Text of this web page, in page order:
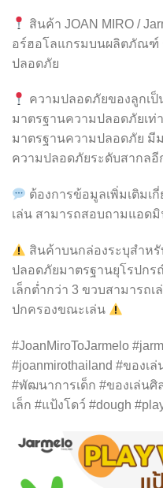
สินค้า JOAN MIRO /
อร์ฮอโลแกรมบนผลิตภัณฑ์
ปลอดภัย
ความปลอดภัยของลูกเ
มาตรฐานความปลอดภัยเท่
มาตรฐานความปลอดภัย มี
ความปลอดภัยระดับสากลอี
ต้องการข้อมูลเพิ่มเติมเ
เล่น สามารถสอบถามแอดมิ
สินค้าบนกล่องระบุสำห
ปลอดภัยมาตรฐานยุโรปกร
เล็กต่ำกว่า 3 ขวบสามารถ
ปกครองขณะเล่น
#JoanMiroToJarmelo
#joanmirothailand #ของเ
#พัฒนาการเด็ก #ของเล่นศิ
เล็ก #แป้งโดว์ #dough